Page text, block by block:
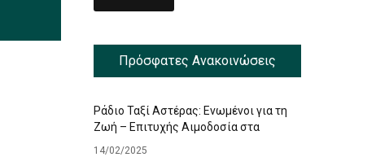
Πρόσφατες Ανακοινώσεις
Ράδιο Ταξί Αστέρας: Ενωμένοι για τη
Ζωή – Επιτυχής Αιμοδοσία στα
14/02/2025